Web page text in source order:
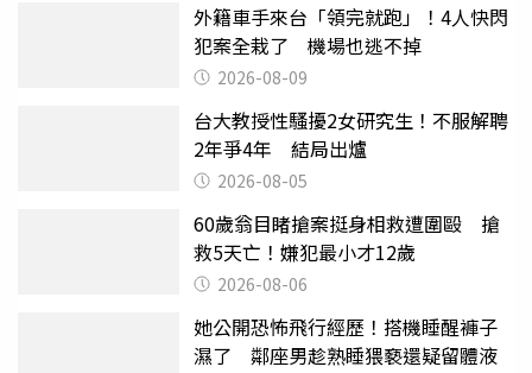
外籍車手來台「領完就跑」！4人快閃
犯案全栽了 機場也逃不掉
2026-08-09
台大教授性騷擾2女研究生！不服解聘
2年爭4年 結局出爐
2026-08-05
60歲翁目睹搶案挺身相救遭圍毆 搶
救5天亡！嫌犯最小才12歲
2026-08-06
她公開恐怖飛行經歷！搭機睡醒褲子
濕了 鄰座男趁熟睡猥褻還疑留體液